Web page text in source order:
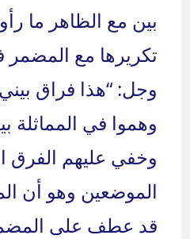
بين مع الظاهر ما
تكريرها مع
وجل: “هذا فراق
وهموا في المماثلة
وخفي عليهم الفرق
الموضعين وهو أن
قد عطف على